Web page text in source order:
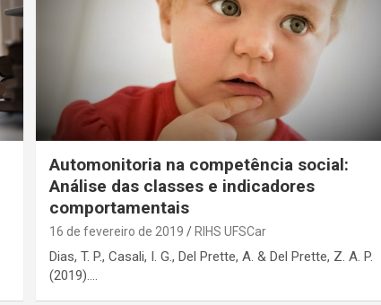
Automonitoria na competência social:
Análise das classes e indicadores
comportamentais
16 de fevereiro de 2019 RIHS UFSCar
Dias, T. P., Casali, I. G., Del Prette, A. & Del Prette, Z. A. P.
(2019).…